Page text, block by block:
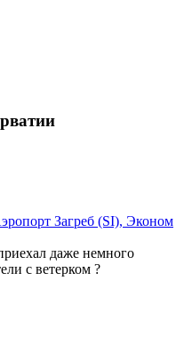
Загреб (SI), Эконом
даже немного
с ветерком ?